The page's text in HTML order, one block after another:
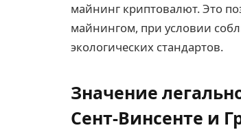
майнинг криптовалют. Это
майнингом, при условии
экологических стандартов.
Значение
Сент-Винсенте и